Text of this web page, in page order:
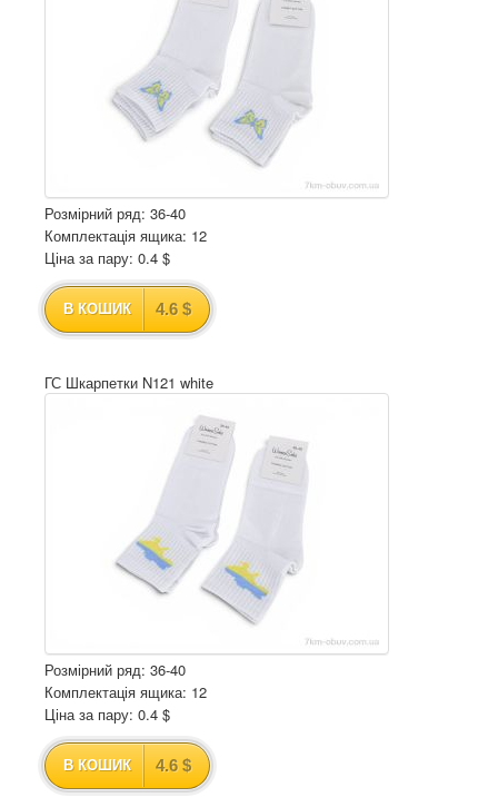
Розмірний ряд: 36-40
Комплектація ящика: 12
Ціна за пару: 0.4 $
В КОШИК 4.6 $
ГС Шкарпетки N121 white
Розмірний ряд: 36-40
Комплектація ящика: 12
Ціна за пару: 0.4 $
В КОШИК 4.6 $